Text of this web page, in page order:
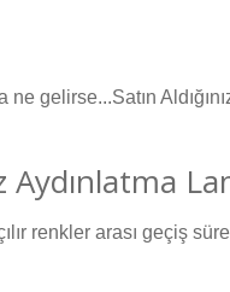
gelirse...Satın
renkler arası geçiş